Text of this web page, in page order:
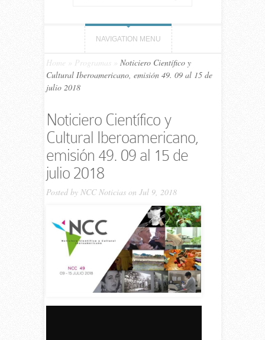
NAVIGATION MENU
Home Programas
Noticiero Científico y
Cultural Iberoamericano, emisión 49. 09 al 15 de
julio 2018
Noticiero Científico y
Cultural Iberoamericano,
emisión 49. 09 al 15 de
julio 2018
Posted by NCC Noticiason Jul 9, 2018